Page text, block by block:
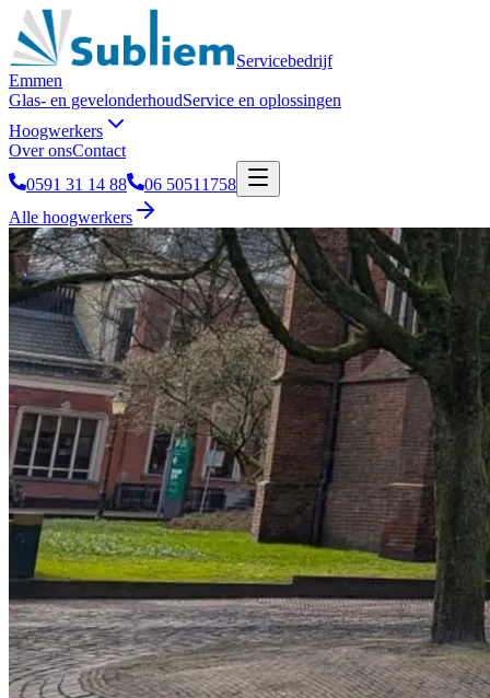
Servicebedrijf
Emmen
Glas- en gevelonderhoudService en oplossingen
Hoogwerkers
Over onsContact
0591 31 14 88
06 50511758
Alle hoogwerkers